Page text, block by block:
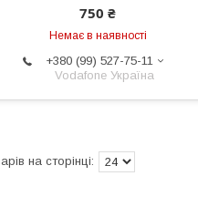
750 ₴
Немає в наявності
+380 (99) 527-75-11
Vodafone Україна